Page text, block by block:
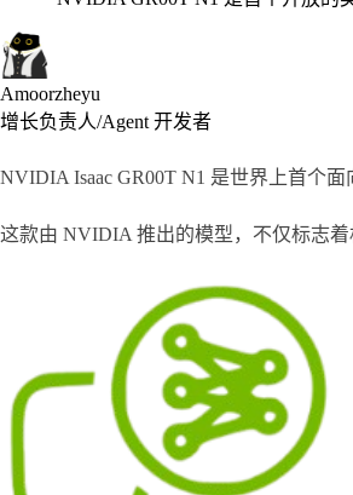
Amoorzheyu
增长负责人/Agent 开发者
NVIDIA Isaac GR00T N1 是世界上首个
这款由 NVIDIA 推出的模型，不仅标志